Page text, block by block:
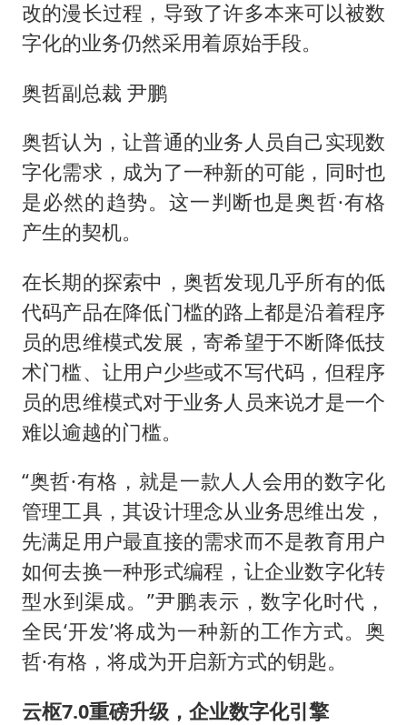
改的漫长过程，导致了许多本来可以被数
字化的业务仍然采用着原始手段。
奥哲副总裁 尹鹏
奥哲认为，让普通的业务人员自己实现数
字化需求，成为了一种新的可能，同时也
是必然的趋势。这一判断也是奥哲·有格
产生的契机。
在长期的探索中，奥哲发现几乎所有的低
代码产品在降低门槛的路上都是沿着程序
员的思维模式发展，寄希望于不断降低技
术门槛、让用户少些或不写代码，但程序
员的思维模式对于业务人员来说才是一个
难以逾越的门槛。
“奥哲·有格，就是一款人人会用的数字化
管理工具，其设计理念从业务思维出发，
先满足用户最直接的需求而不是教育用户
如何去换一种形式编程，让企业数字化转
型水到渠成。”尹鹏表示，数字化时代，
全民‘开发’将成为一种新的工作方式。奥
哲·有格，将成为开启新方式的钥匙。
云枢7.0重磅升级，企业数字化引擎